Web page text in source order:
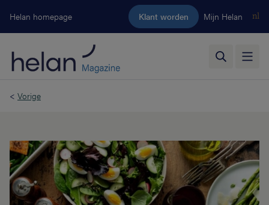
Ga naar de hoofdinhoud
Helan homepage Klant worden Mijn Helan nl
< Vorige